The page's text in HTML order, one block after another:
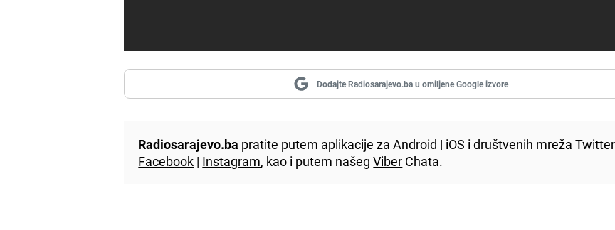
Dodajte Radiosarajevo.ba u omiljene Google izvore
Radiosarajevo.ba pratite putem aplikacije zaAndroid | iOS i društvenih mrežaTwitter
Facebook | Instagram, kao i putem našegViber Chata.